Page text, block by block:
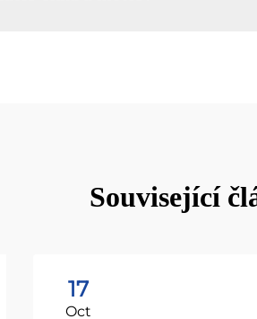
Související
17
Oct